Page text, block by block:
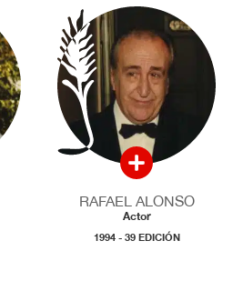
RAFAEL ALONSO
Actor
1994 - 39 EDICIÓN